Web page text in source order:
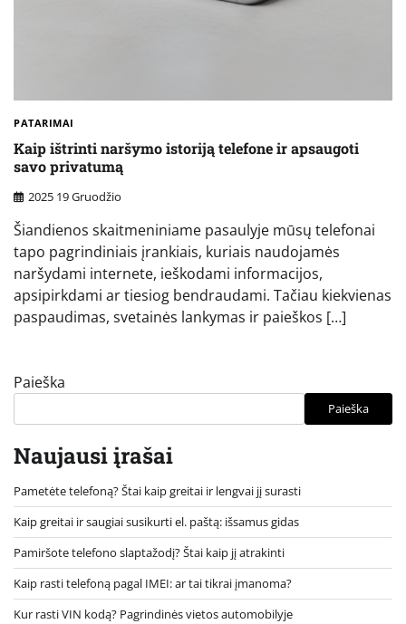
PATARIMAI
Kaip ištrinti naršymo istoriją telefone ir apsaugoti
savo privatumą
2025 19 Gruodžio
Šiandienos skaitmeniniame pasaulyje mūsų telefonai
tapo pagrindiniais įrankiais, kuriais naudojamės
naršydami internete, ieškodami informacijos,
apsipirkdami ar tiesiog bendraudami. Tačiau kiekvienas
paspaudimas, svetainės lankymas ir paieškos […]
Paieška
Paieška
Naujausi įrašai
Pametėte telefoną? Štai kaip greitai ir lengvai jį surasti
Kaip greitai ir saugiai susikurti el. paštą: išsamus gidas
Pamiršote telefono slaptažodį? Štai kaip jį atrakinti
Kaip rasti telefoną pagal IMEI: ar tai tikrai įmanoma?
Kur rasti VIN kodą? Pagrindinės vietos automobilyje